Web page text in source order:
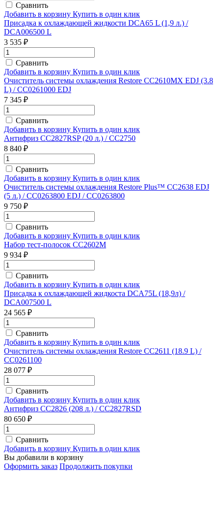
Сравнить
Добавить в корзину Купить в один клик
Присадка к охлаждающей жидкости DCA65 L (1,9 л.) /
DCA006500 L
3 535 ₽
Сравнить
Добавить в корзину Купить в один клик
Очиститель системы охлаждения Restore CC2610MX EDJ (3.8
L) / CC0261000 EDJ
7 345 ₽
Сравнить
Добавить в корзину Купить в один клик
Антифриз CC2827RSP (20 л.) / CC2750
8 840 ₽
Сравнить
Добавить в корзину Купить в один клик
Очиститель системы охлаждения Restore Plus™ CC2638 EDJ
(5 л.) / CC0263800 EDJ / CC0263800
9 750 ₽
Сравнить
Добавить в корзину Купить в один клик
Набор тест-полосок CC2602M
9 934 ₽
Сравнить
Добавить в корзину Купить в один клик
Присадка к охлаждающей жидкоста DCA75L (18,9л) /
DCA007500 L
24 565 ₽
Сравнить
Добавить в корзину Купить в один клик
Очиститель системы охлаждения Restore CC2611 (18.9 L) /
CC0261100
28 077 ₽
Сравнить
Добавить в корзину Купить в один клик
Антифриз CC2826 (208 л.) / CC2827RSD
80 650 ₽
Сравнить
Добавить в корзину Купить в один клик
Вы добавили в корзину
Оформить заказ Продолжить покупки